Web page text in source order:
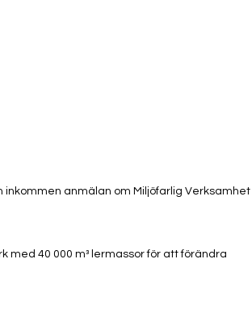
anmälan om Miljöfarlig Verksamhet
med 40 000 m³ lermassor för att förändra